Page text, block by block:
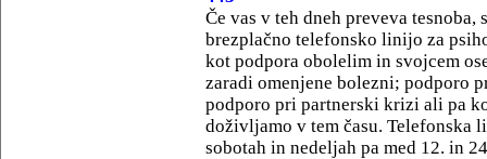
Če vas v teh dneh preveva
brezplačno telefonsko linijo za
kot podpora obolelim in svojcem
zaradi omenjene bolezni; podporo
podporo pri partnerski krizi ali pa
doživljamo v tem času. Telefonska
sobotah in nedeljah pa med 12. in